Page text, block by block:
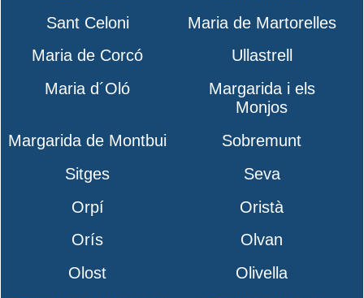
Sant Celoni
Maria de Martorelles
Maria de Corcó
Ullastrell
Maria d´Oló
Margarida i els
Monjos
Margarida de Montbui
Sobremunt
Sitges
Seva
Orpí
Oristà
Orís
Olvan
Olost
Olivella